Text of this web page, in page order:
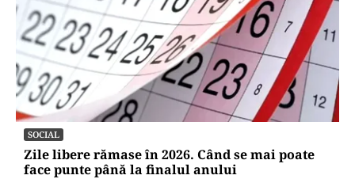
SOCIAL
Zile libere rămase în 2026. Când se mai poate
face punte până la finalul anului